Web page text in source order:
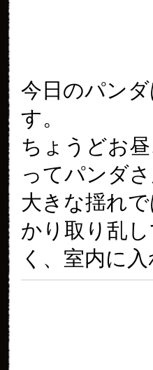
今日のパン
す。
ちょうどお
ってパンダさ
大きな揺れ
かり取り乱
く、室内に